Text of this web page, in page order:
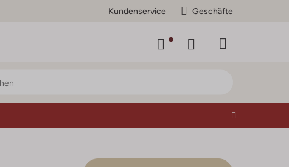
Kundenservice Geschäfte